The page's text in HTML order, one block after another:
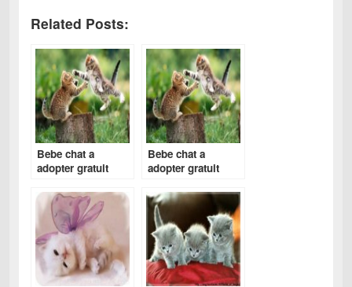
Related Posts:
Bebe chat a
adopter gratuit
Bebe chat a
adopter gratuit